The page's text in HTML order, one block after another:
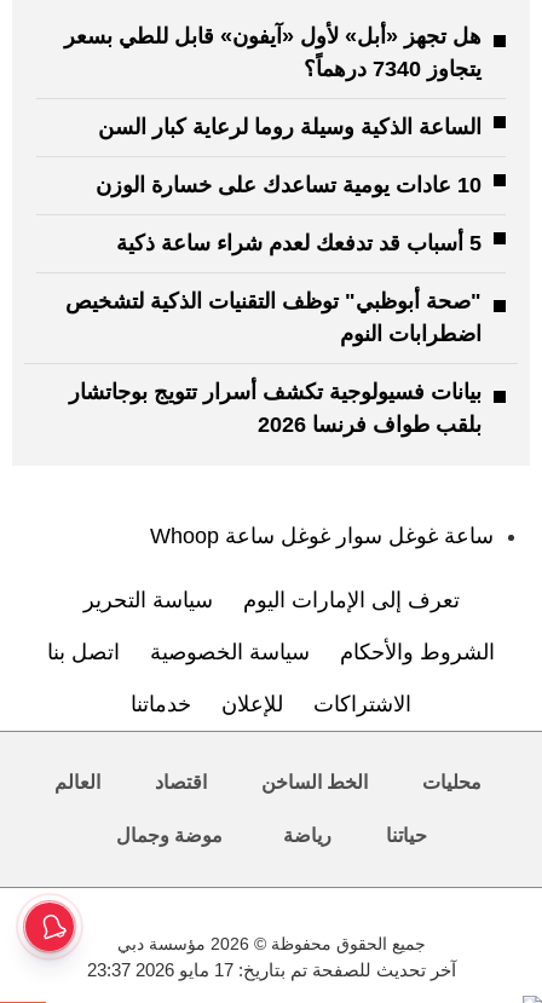
هل تجهز «أبل» لأول «آيفون» قابل للطي بسعر
يتجاوز 7340 درهماً؟
الساعة الذكية وسيلة روما لرعاية كبار السن
10 عادات يومية تساعدك على خسارة الوزن
5 أسباب قد تدفعك لعدم شراء ساعة ذكية
"صحة أبوظبي" توظف التقنيات الذكية لتشخيص
اضطرابات النوم
بيانات فسيولوجية تكشف أسرار تتويج بوجاتشار
بلقب طواف فرنسا 2026
ساعة غوغل سوار غوغل ساعة Whoop
تعرف إلى الإمارات اليوم سياسة التحرير
الشروط والأحكام سياسة الخصوصية اتصل بنا
الاشتراكات للإعلان خدماتنا
محليات الخط الساخن اقتصاد العالم
حياتنا رياضة موضة وجمال
جميع الحقوق محفوظة © 2026 مؤسسة دبي
آخر تحديث للصفحة تم بتاريخ: 17 مايو 2026 23:37